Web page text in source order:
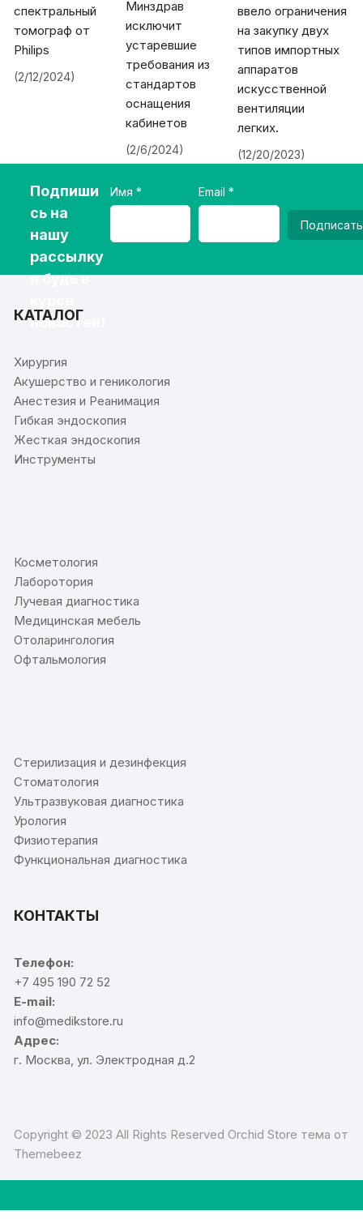
спектральный
томограф от
Philips
(2/12/2024)
Минздрав
исключит
устаревшие
требования из
стандартов
оснащения
кабинетов
(2/6/2024)
ввело ограничения
на закупку двух
типов импортных
аппаратов
искусственной
вентиляции
легких.
(12/20/2023)
Подпиши
сь на
нашу
рассылку
и будь в
новостей!
Имя Email
КАТАЛОГ
Хирургия
Акушерство и геникология
Анестезия и Реанимация
Гибкая эндоскопия
Жесткая эндоскопия
Инструменты
Косметология
Лаборотория
Лучевая диагностика
Медицинская мебель
Отоларингология
Офтальмология
Стерилизация и дезинфекция
Стоматология
Ультразвуковая диагностика
Урология
Физиотерапия
Функциональная диагностика
КОНТАКТЫ
Телефон:
+7 495 190 72 52
E-mail:
info@medikstore.ru
Адрес:
г. Москва, ул. Электродная д.2
Copyright © 2023 All Rights Reserved Orchid Store тема от
Themebeez